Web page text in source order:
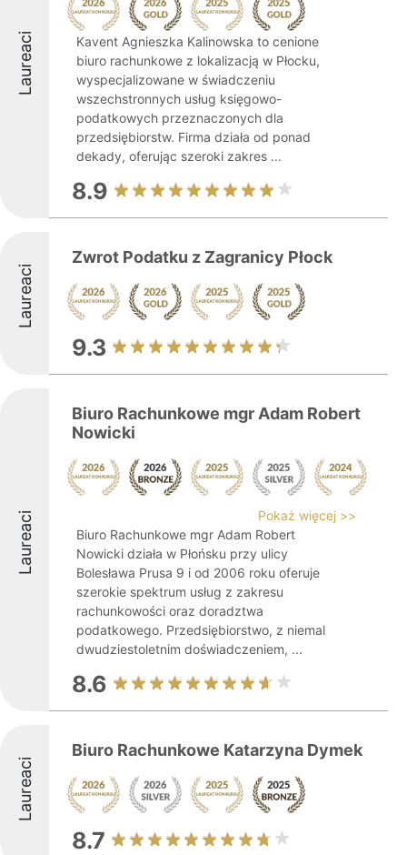
Laureaci
Kavent Agnieszka Kalinowska to cenione
biuro rachunkowe z lokalizacją w Płocku,
wyspecjalizowane w świadczeniu
wszechstronnych usług księgowo-
podatkowych przeznaczonych dla
przedsiębiorstw. Firma działa od ponad
dekady, oferując szeroki zakres ...
8.9
Laureaci
Zwrot Podatku z Zagranicy Płock
9.3
Laureaci
Biuro Rachunkowe mgr Adam Robert
Nowicki
Pokaż więcej >>
Biuro Rachunkowe mgr Adam Robert
Nowicki działa w Płońsku przy ulicy
Bolesława Prusa 9 i od 2006 roku oferuje
szerokie spektrum usług z zakresu
rachunkowości oraz doradztwa
podatkowego. Przedsiębiorstwo, z niemal
dwudziestoletnim doświadczeniem, ...
8.6
Laureaci
Biuro Rachunkowe Katarzyna Dymek
8.7